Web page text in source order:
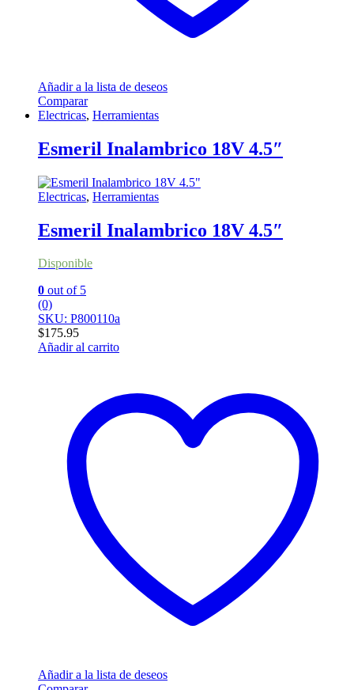
Añadir a la lista de deseos
Comparar
Electricas, Herramientas
Esmeril Inalambrico 18V 4.5″
Electricas, Herramientas
Esmeril Inalambrico 18V 4.5″
Disponible
0 out of 5
(0)
SKU: P800110a
$175.95
Añadir al carrito
Añadir a la lista de deseos